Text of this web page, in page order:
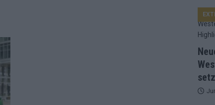
auf Platz 2: ESC-Finale-Startreihenfolge hat
Australien überrascht – alle Acts und unsere Prognose
– die Geschichte der ESC-Wertung als Spiegel des